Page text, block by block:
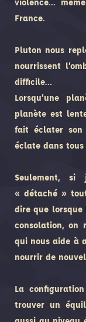
France.
Pluton nous
nourrissent
difficile…
Lorsqu’une
planète est
fait éclater
éclate dans tous
Seulement,
« détaché »
dire que lorsque
consolation, on
qui nous aide à
nourrir de
La
trouver un